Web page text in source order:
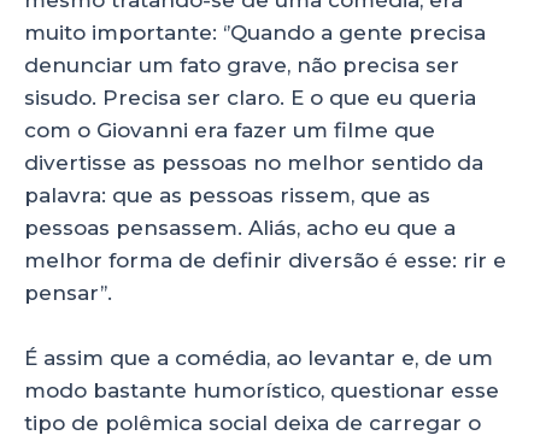
muito importante: ‘’Quando a gente precisa
denunciar um fato grave, não precisa ser
sisudo. Precisa ser claro. E o que eu queria
com o Giovanni era fazer um filme que
divertisse as pessoas no melhor sentido da
palavra: que as pessoas rissem, que as
pessoas pensassem. Aliás, acho eu que a
melhor forma de definir diversão é esse: rir e
pensar’’.
É assim que a comédia, ao levantar e, de um
modo bastante humorístico, questionar esse
tipo de polêmica social deixa de carregar o